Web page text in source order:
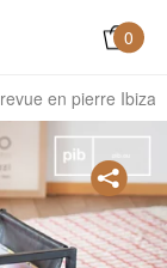
0
en pierre Ibiza